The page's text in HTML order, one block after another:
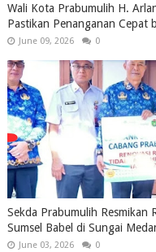
Wali Kota Prabumulih H.
Pastikan Penanganan Cepat
June 09, 2026 0
Sekda Prabumulih Resmikan
Sumsel Babel di Sungai
June 03, 2026 0